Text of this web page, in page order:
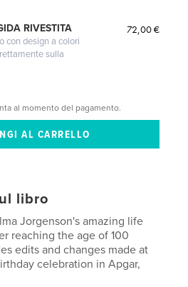
RIVESTITA
con design a colori
sulla
72,00 €
al momento del pagamento.
libro
Jorgenson's amazing life
reaching the age of 100
edits and changes made at
celebration in Apgar,